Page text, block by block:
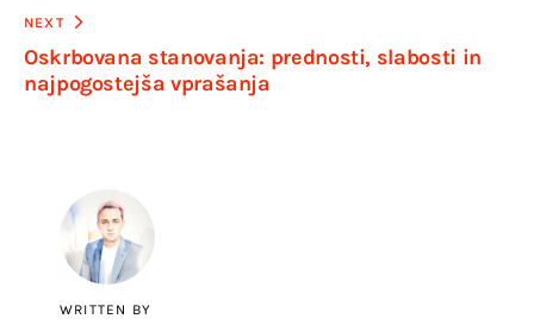
NEXT
Oskrbovana stanovanja: prednosti, slabosti in
najpogostejša vprašanja
WRITTEN BY